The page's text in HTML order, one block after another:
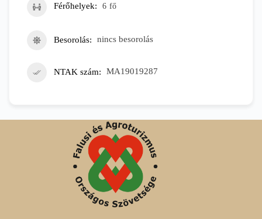
Férőhelyek 6 fő
Besorolás nincs besorolás
NTAK szám MA19019287